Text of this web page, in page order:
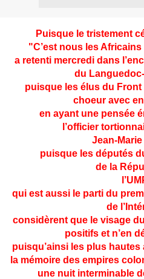
Puisque le tristement
"C’est nous les
a retenti mercredi dans
du
puisque les élus du Front
choeur avec
en ayant une pensée
l’officier
Jean-
puisque les députés
de la
qui est aussi le parti du
de
considèrent que le visage
positifs et n’en
puisqu’ainsi les plus hautes
la mémoire des empires
une nuit interminable